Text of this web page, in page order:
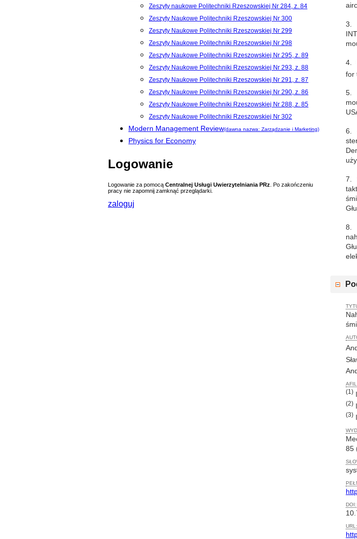
Zeszyty naukowe Politechniki Rzeszowskiej Nr 284, z. 84
Zeszyty Naukowe Politechniki Rzeszowskiej Nr 300
Zeszyty Naukowe Politechniki Rzeszowskiej Nr 299
Zeszyty Naukowe Politechniki Rzeszowskiej Nr 298
Zeszyty Naukowe Politechniki Rzeszowskiej Nr 295, z. 89
Zeszyty Naukowe Politechniki Rzeszowskiej Nr 293, z. 88
Zeszyty Naukowe Politechniki Rzeszowskiej Nr 291, z. 87
Zeszyty Naukowe Politechniki Rzeszowskiej Nr 290, z. 86
Zeszyty Naukowe Politechniki Rzeszowskiej Nr 288, z. 85
Zeszyty Naukowe Politechniki Rzeszowskiej Nr 302
Modern Management Review(dawna nazwa: Zarządzanie i Marketing)
Physics for Economy
Logowanie
Logowanie za pomocą Centralnej Usługi Uwierzytelniania PRz . Po zakończeniu
pracy nie zapomnij zamknąć przeglądarki.
zaloguj
3.
4.
for
5.
6.
7.
8.
(1)
(2)
(3)
85
DOI:
URL: